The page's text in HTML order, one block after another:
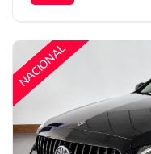
NACIONAL